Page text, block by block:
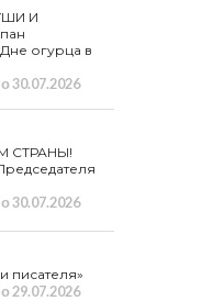
И
огурца в
30.07.2026
СТРАНЫ!
30.07.2026
писателя»
29.07.2026